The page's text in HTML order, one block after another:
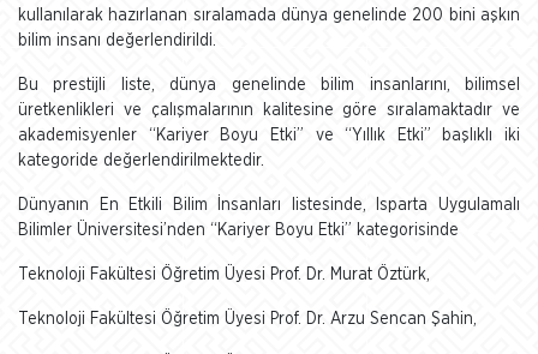
kullanılarak hazırlanan sıralamada dünya genelinde 200 bini aşkın
bilim insanı değerlendirildi.
Bu prestijli liste, dünya genelinde bilim insanlarını, bilimsel
üretkenlikleri ve çalışmalarının kalitesine göre sıralamaktadır ve
akademisyenler “Kariyer Boyu Etki” ve “Yıllık Etki” başlıklı iki
kategoride değerlendirilmektedir.
Dünyanın En Etkili Bilim İnsanları listesinde, Isparta Uygulamalı
Bilimler Üniversitesi’nden “Kariyer Boyu Etki” kategorisinde
Teknoloji Fakültesi Öğretim Üyesi Prof. Dr. Murat Öztürk,
Teknoloji Fakültesi Öğretim Üyesi Prof. Dr. Arzu Sencan Şahin,